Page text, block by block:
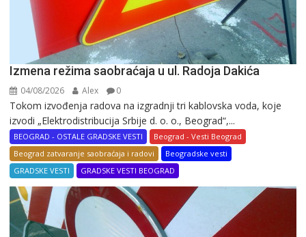
Izmena režima saobraćaja u ul. Radoja Dakića
04/08/2026 Alex 0
Tokom izvođenja radova na izgradnji tri kablovska voda, koje
izvodi „Elektrodistribucija Srbije d. o. o., Beograd“,...
BEOGRAD - OSTALE GRADSKE VESTI
Beograd - Vesti Beograd
Beograd zatvaranje saobraćaja i radovi
Beogradske vesti
GRADSKE VESTI
GRADSKE VESTI BEOGRAD